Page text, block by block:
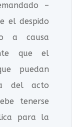
–
el despido
a causa
que el
puedan
del acto
tenerse
para la